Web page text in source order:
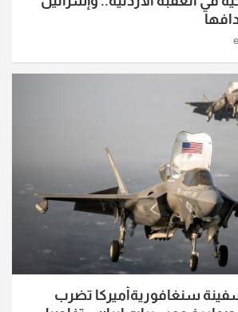
سنغافوريةأميركا تضرب